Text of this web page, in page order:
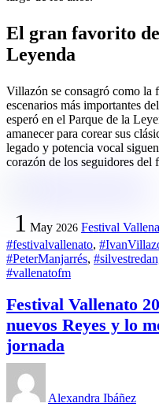
El gran favorito
Leyenda
Villazón se consagró como la
escenarios más importantes
esperó en el Parque de la
amanecer para corear sus
legado y potencia vocal
corazón de los seguidores del
1 May 2026 Festival
#festivalvallenato,
#PeterManjarrés,
#vallenatofm
Festival Vallenato
nuevos Reyes y lo
jornada
Alexandra Ibáñez